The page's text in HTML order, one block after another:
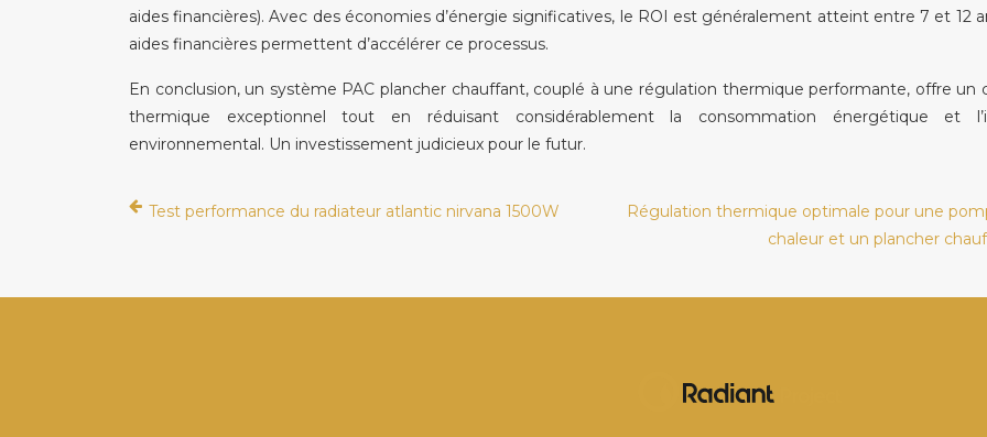
aides financières). Avec des économies d’énergie significatives, le ROI est généralement atteint entre 7 et 12
aides financières permettent d’accélérer ce processus.
En conclusion, un système PAC plancher chauffant, couplé à une régulation thermique performante, offre un
thermique exceptionnel tout en réduisant considérablement la consommation énergétique et
environnemental. Un investissement judicieux pour le futur.
Test performance du radiateur atlantic nirvana 1500W
Régulation thermique optimale pour une
chaleur et un plancher